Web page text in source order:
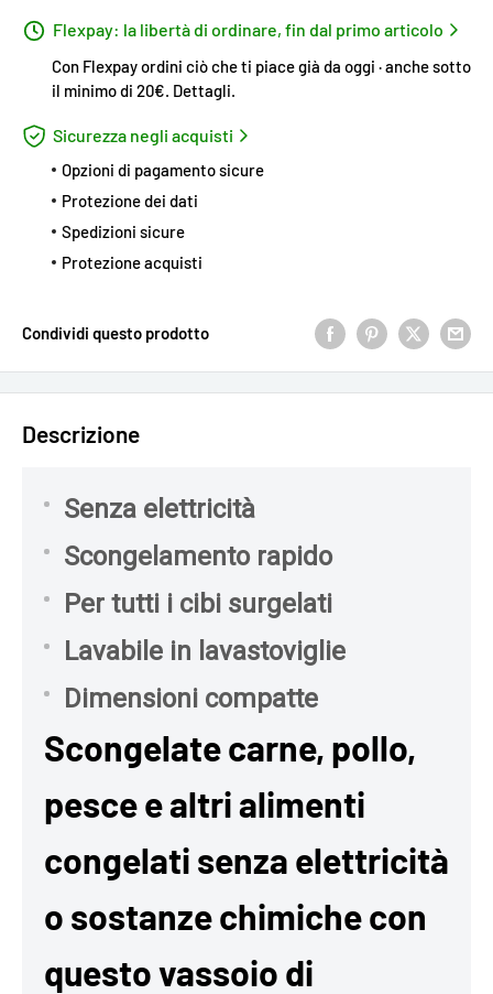
Flexpay: la libertà di ordinare, fin dal primo articolo
Con Flexpay ordini ciò che ti piace già da oggi · anche sotto
il minimo di 20€. Dettagli.
Sicurezza negli acquisti
Opzioni di pagamento sicure
Protezione dei dati
Spedizioni sicure
Protezione acquisti
Condividi questo prodotto
Descrizione
Senza elettricità
Scongelamento rapido
Per tutti i cibi surgelati
Lavabile in lavastoviglie
Dimensioni compatte
Scongelate carne, pollo,
pesce e altri alimenti
congelati senza elettricità
o sostanze chimiche con
questo vassoio di